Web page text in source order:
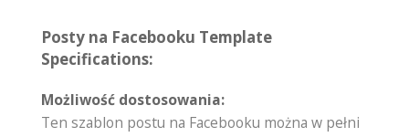
Posty na Facebooku Template
Specifications:
Możliwość dostosowania:
Ten szablon postu na Facebooku można w pełni